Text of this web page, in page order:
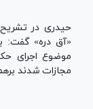
حیدری در
«آق دره» گفت:
موضوع اجرای
مجازات شدند